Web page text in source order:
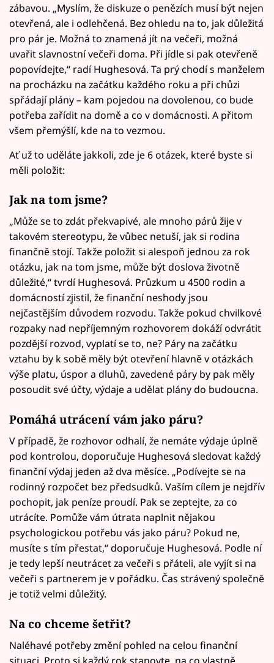
zábavou. „Myslím, že diskuze o penězích musí být nejen
otevřená, ale i odlehčená. Bez ohledu na to, jak důležitá
pro pár je. Možná to znamená jít na večeři, možná
uvařit slavnostní večeři doma. Při jídle si pak otevřeně
popovídejte,“ radí Hughesová. Ta prý chodí s manželem
na procházku na začátku každého roku a při chůzi
spřádají plány – kam pojedou na dovolenou, co bude
potřeba zařídit na domě a co v domácnosti. A přitom
všem přemýšlí, kde na to vezmou.
Ať už to uděláte jakkoli, zde je 6 otázek, které byste si
měli položit:
Jak na tom jsme?
„Může se to zdát překvapivé, ale mnoho párů žije v
takovém stereotypu, že vůbec netuší, jak si rodina
finančně stojí. Takže položit si alespoň jednou za rok
otázku, jak na tom jsme, může být doslova životně
důležité,“ tvrdí Hughesová. Průzkum u 4500 rodin a
domácností zjistil, že finanční neshody jsou
nejčastějším důvodem rozvodu. Takže pokud chvilkové
rozpaky nad nepříjemným rozhovorem dokáží odvrátit
pozdější rozvod, vyplatí se to, ne? Páry na začátku
vztahu by k sobě měly být otevření hlavně v otázkách
výše platu, úspor a dluhů, zavedené páry by pak měly
posoudit své účty, výdaje a udělat plány do budoucna.
Pomáhá utrácení vám jako páru?
V případě, že rozhovor odhalí, že nemáte výdaje úplně
pod kontrolou, doporučuje Hughesová sledovat každý
finanční výdaj jeden až dva měsíce. „Podívejte se na
rodinný rozpočet bez předsudků. Vaším cílem je nejdřív
pochopit, jak peníze proudí. Pak se zeptejte, za co
utrácíte. Pomůže vám útrata naplnit nějakou
psychologickou potřebu vás jako páru? Pokud ne,
musíte s tím přestat,“ doporučuje Hughesová. Podle ní
je tedy lepší neutrácet za večeři s přáteli, ale vyjít si na
večeři s partnerem je v pořádku. Čas strávený společně
je totiž velmi důležitý.
Na co chceme šetřit?
Naléhavé potřeby změní pohled na celou finanční